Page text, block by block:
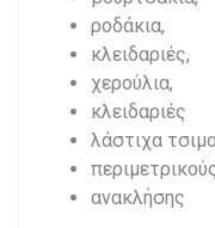
ροδάκια,
κλειδαριές,
χερούλια,
κλειδαριές
λάστιχα
ανακλήσης